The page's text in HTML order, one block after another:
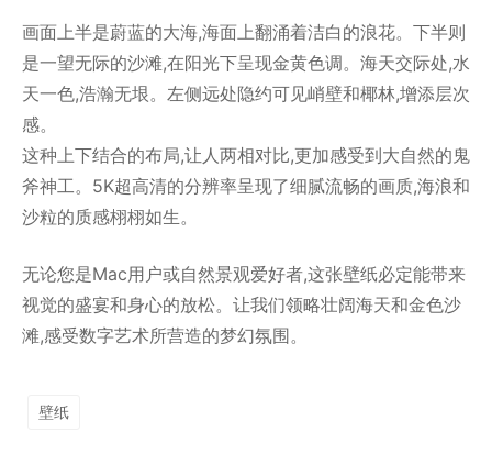
画面上半是蔚蓝的大海,海面上翻涌着洁白的浪花。下半则
是一望无际的沙滩,在阳光下呈现金黄色调。海天交际处,水
天一色,浩瀚无垠。左侧远处隐约可见峭壁和椰林,增添层次
感。
这种上下结合的布局,让人两相对比,更加感受到大自然的鬼
斧神工。5K超高清的分辨率呈现了细腻流畅的画质,海浪和
沙粒的质感栩栩如生。
无论您是Mac用户或自然景观爱好者,这张壁纸必定能带来
视觉的盛宴和身心的放松。让我们领略壮阔海天和金色沙
滩,感受数字艺术所营造的梦幻氛围。
壁纸